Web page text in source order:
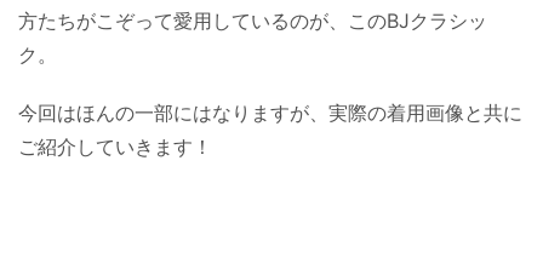
方たちがこぞって愛用しているのが、このBJクラシッ
ク。
今回はほんの一部にはなりますが、実際の着用画像と共に
ご紹介していきます！